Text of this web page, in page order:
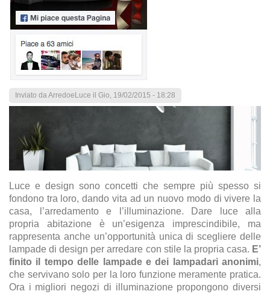
Inviato daArredoeLuce il Gio, 19/02/2015 - 18:28
Luce e design sono concetti che sempre più spesso si
fondono tra loro, dando vita ad un nuovo modo di vivere la
casa, l’arredamento e l’illuminazione. Dare luce alla
propria abitazione è un’esigenza imprescindibile, ma
rappresenta anche un’opportunità unica di scegliere delle
lampade di design per arredare con stile la propria casa. E’
finito il tempo delle lampade e dei lampadari anonimi,
che servivano solo per la loro funzione meramente pratica.
Ora i migliori negozi di illuminazione propongono diversi